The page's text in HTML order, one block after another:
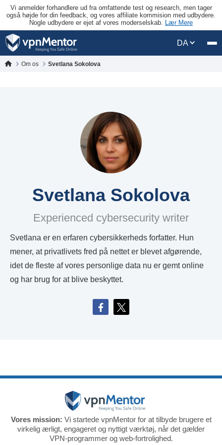
Vi anmelder forhandlere ud fra omfattende test og research, men tager
også højde for din feedback, og vores affiliate kommision med udbydere.
Nogle udbydere er ejet af vores moderselskab. Lær Mere
DA
Om os Svetlana Sokolova
Svetlana Sokolova
Experienced cybersecurity writer
Svetlana er en erfaren cybersikkerheds forfatter. Hun
mener, at privatlivets fred på nettet er blevet afgørende,
idet de fleste af vores personlige data nu er gemt online
og har brug for at blive beskyttet.
Vores mission: Vi startede vpnMentor for at tilbyde brugere et
virkelig ærligt, engageret og nyttigt værktøj, når det gælder
VPN-programmer og web-fortrolighed.